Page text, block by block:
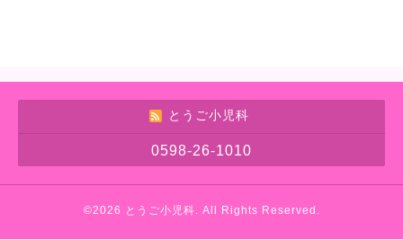
とうご小児科
0598-26-1010
©2026 とうご小児科 . All Rights Reserved.